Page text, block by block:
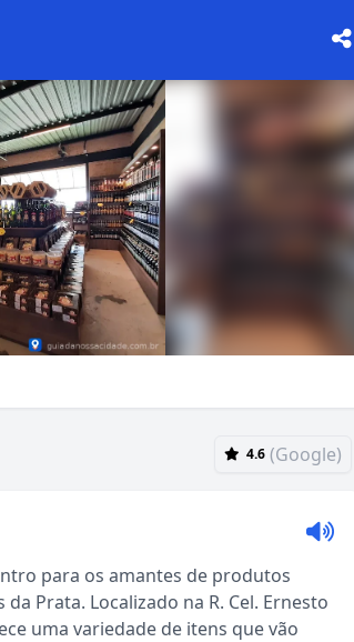
4.6 (Google)
para os amantes de produtos
Prata. Localizado na R. Cel. Ernesto
uma variedade de itens que vão